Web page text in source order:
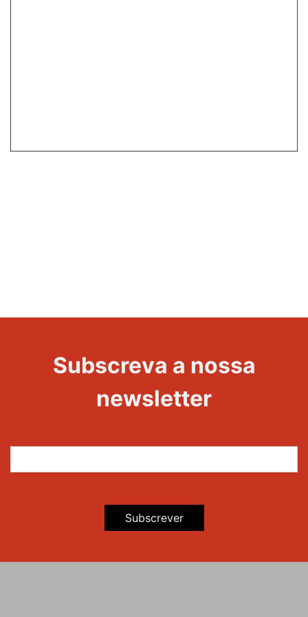
Subscreva a nossa
newsletter
Subscrever